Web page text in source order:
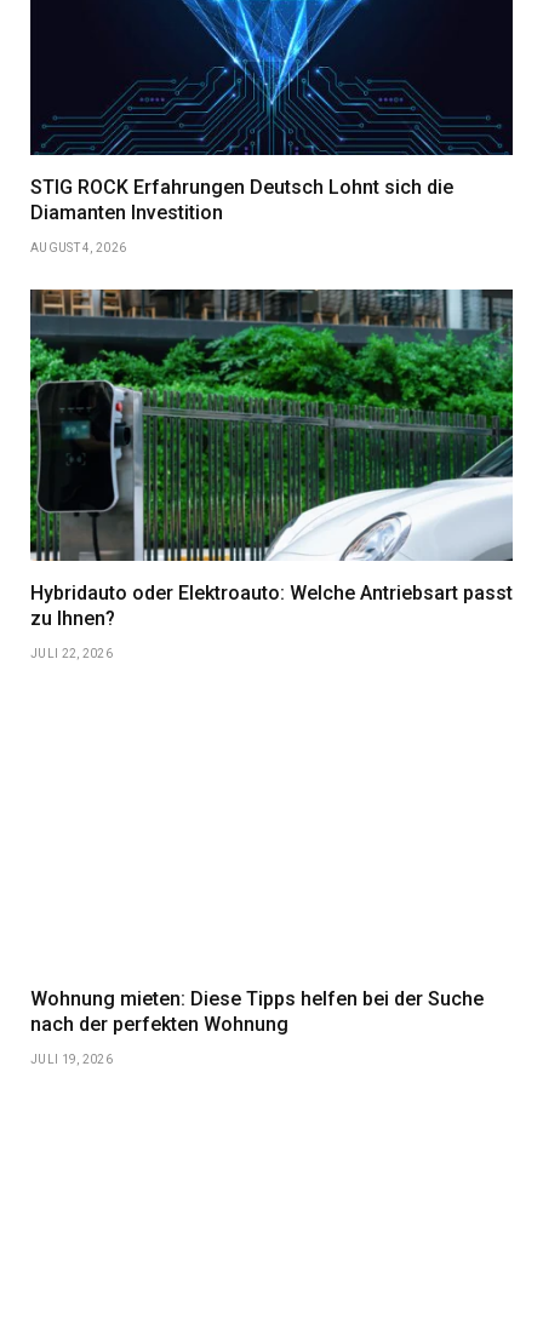
STIG ROCK Erfahrungen Deutsch Lohnt sich die
Diamanten Investition
AUGUST 4, 2026
Hybridauto oder Elektroauto: Welche Antriebsart passt
zu Ihnen?
JULI 22, 2026
Wohnung mieten: Diese Tipps helfen bei der Suche
nach der perfekten Wohnung
JULI 19, 2026